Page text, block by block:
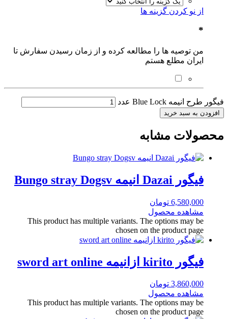
از نو کردن گزینه ها
*
من توصیه ها را مطالعه کرده و از زمان رسیدن سفارش تا
ایران مطلع هستم
فیگور طرح انیمه Blue Lock عدد
افزودن به سبد خرید
محصولات مشابه
فیگور Dazai انیمه Bungo stray Dogsv
6,580,000 تومان
مشاهده محصول
This product has multiple variants. The options may be
chosen on the product page
فیگور kirito ازانیمه sword art online
3,860,000 تومان
مشاهده محصول
This product has multiple variants. The options may be
chosen on the product page